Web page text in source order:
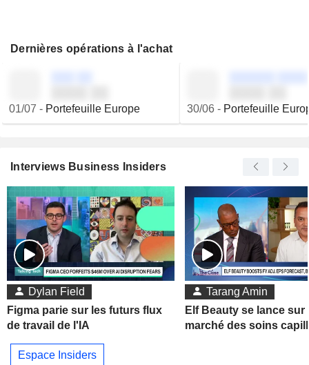
Dernières opérations à l'achat
01/07 - Portefeuille Europe 30/06- Portefeuille
Interviews Business Insiders
Dylan Field
Figma parie sur les futurs flux
de travail de l'IA
Tarang Amin
Elf Beauty se lance sur
marché des soins
Espace Insiders